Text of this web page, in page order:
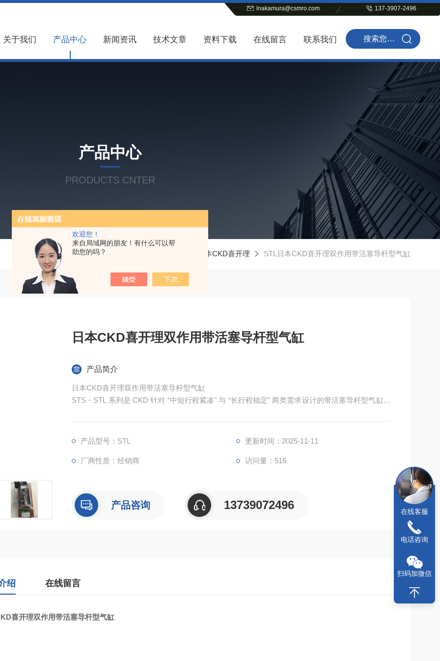
欢迎您！
来自局域网的朋友！有什么可以帮
助您的吗？
lnakamura@csmro.com 137-3907-2496
关于我们 产品中心 新闻资讯 技术文章 资料下载 在线留言 联系我们
产品中心
PRODUCTS CNTER
当前位置：首页 日本CKD喜开理 STL日本CKD喜开理双作用带活塞导杆型气缸
日本CKD喜开理双作用带活塞导杆型气缸
产品简介
日本CKD喜开理双作用带活塞导杆型气缸
STS・STL 系列是 CKD 针对 “中短行程紧凑" 与 “长行程稳定" 两类需求设计的带活塞导杆型气缸，
产品型号：STL
更新时间：2025-11-11
厂商性质：经销商 访问量：516
产品咨询 13739072496
绍 在线留言
喜开理双作用带活塞导杆型气缸
在线客服
电话咨询
扫码加微信